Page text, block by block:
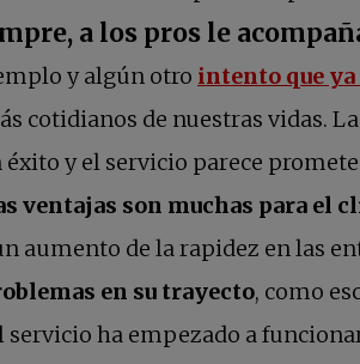
a los pros le
y algún otro intento que ya
cotidianos de nuestras vidas.
y el servicio parece
ventajas son muchas para el
aumento de la rapidez en las
en su trayecto, como
servicio ha empezado a